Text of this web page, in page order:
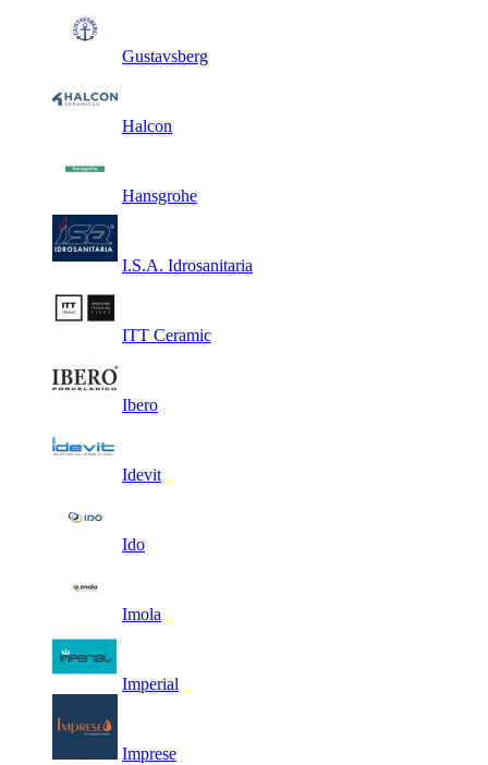
Gustavsberg
Halcon
Hansgrohe
I.S.A. Idrosanitaria
ITT Ceramic
Ibero
Idevit
Ido
Imola
Imperial
Imprese